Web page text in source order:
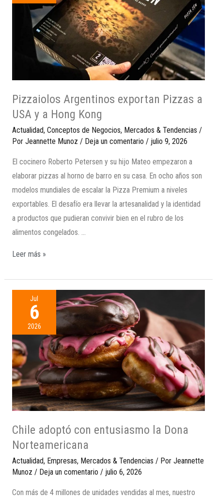
Pizzaiolos Argentinos exportan Pizzas a
USA y a Hong Kong
Actualidad, Conceptos de Negocios, Mercados & Tendencias /
Por Jeannette Munoz / Deja un comentario / julio 9, 2026
El cocinero Roberto Petersen y su hijo Mateo empezaron a
elaborar pizzas al horno de barro en su casa. En ocho años son
modelos mundiales de escalar la Pizza Premium a niveles
exportables. El desafío era llevar la artesanalidad y la identidad
a productos que pudieran convivir bien en el rubro de los
alimentos congelados. …
Leer más »
Jul
6
2026
Chile adoptó con entusiasmo la Dona
Norteamericana
Actualidad, Empresas, Mercados & Tendencias / Por Jeannette
Munoz / Deja un comentario / julio 6, 2026
Con más de 4 millones de unidades vendidas al mes, nuestro